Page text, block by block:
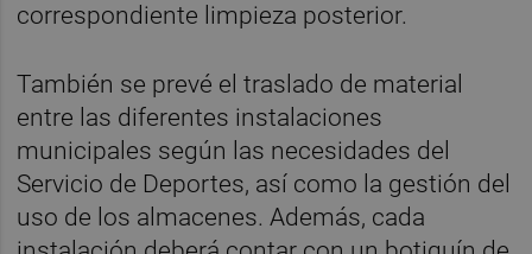
correspondiente limpieza posterior.
También se prevé el traslado de material
entre las diferentes instalaciones
municipales según las necesidades del
Servicio de Deportes, así como la gestión del
uso de los almacenes. Además, cada